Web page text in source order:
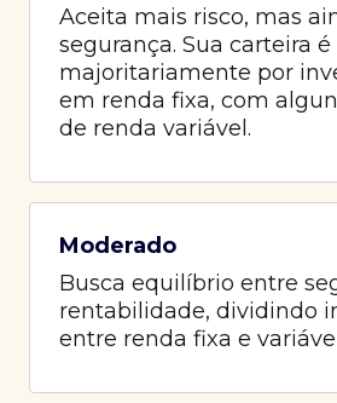
Aceita mais risco, mas
segurança. Sua carteira
majoritariamente por
em renda fixa, com
de renda variável.
Moderado
Busca equilíbrio entre
rentabilidade, dividindo
entre renda fixa e